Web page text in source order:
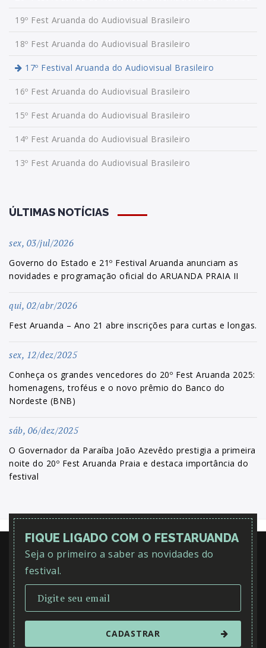
19º Fest Aruanda do Audiovisual Brasileiro
18º Fest Aruanda do Audiovisual Brasileiro
17º Festival Aruanda do Audiovisual Brasileiro
16º Fest Aruanda do Audiovisual Brasileiro
15º Fest Aruanda do Audiovisual Brasileiro
14º Fest Aruanda do Audiovisual Brasileiro
13º Fest Aruanda do Audiovisual Brasileiro
ÚLTIMAS NOTÍCIAS
sex, 03/jul/2026
Governo do Estado e 21º Festival Aruanda anunciam as
novidades e programação oficial do ARUANDA PRAIA II
qui, 02/abr/2026
Fest Aruanda – Ano 21 abre inscrições para curtas e longas.
sex, 12/dez/2025
Conheça os grandes vencedores do 20º Fest Aruanda 2025:
homenagens, troféus e o novo prêmio do Banco do
Nordeste (BNB)
sáb, 06/dez/2025
O Governador da Paraíba João Azevêdo prestigia a primeira
noite do 20º Fest Aruanda Praia e destaca importância do
festival
FIQUE LIGADO COM O FESTARUANDA
Seja o primeiro a saber as novidades do
festival.